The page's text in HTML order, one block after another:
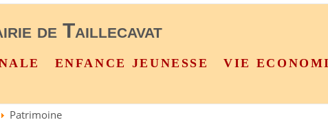
de Taillecavat
ENFANCE JEUNESSE VIE
Patrimoine